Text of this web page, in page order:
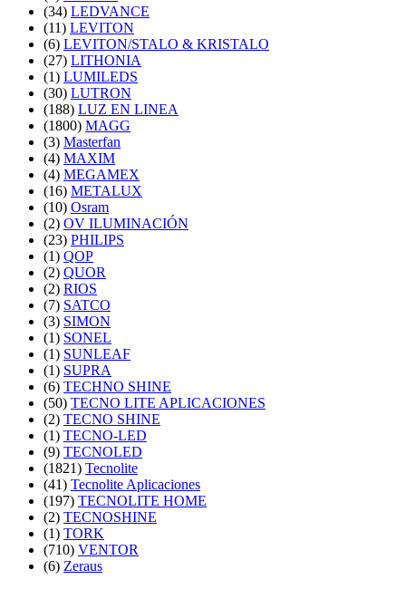
(34) LEDVANCE
(11) LEVITON
(6) LEVITON/STALO & KRISTALO
(27) LITHONIA
(1) LUMILEDS
(30) LUTRON
(188) LUZ EN LINEA
(1800) MAGG
(3) Masterfan
(4) MAXIM
(4) MEGAMEX
(16) METALUX
(10) Osram
(2) OV ILUMINACIÓN
(23) PHILIPS
(1) QOP
(2) QUOR
(2) RIOS
(7) SATCO
(3) SIMON
(1) SONEL
(1) SUNLEAF
(1) SUPRA
(6) TECHNO SHINE
(50) TECNO LITE APLICACIONES
(2) TECNO SHINE
(1) TECNO-LED
(9) TECNOLED
(1821) Tecnolite
(41) Tecnolite Aplicaciones
(197) TECNOLITE HOME
(2) TECNOSHINE
(1) TORK
(710) VENTOR
(6) Zeraus